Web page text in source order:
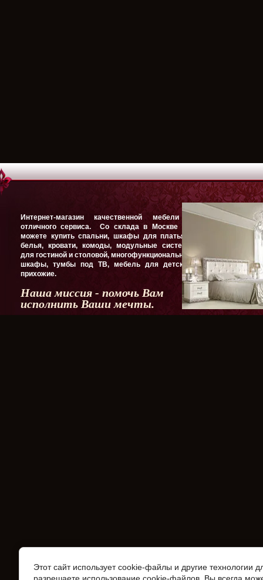
Интернет-магазин качественной мебели и
отличного сервиса. Со склада в Москве Вы
можете купить спальни, шкафы для платья и
белья, кровати, комоды, модульные системы
для гостиной и столовой, многофункциональные
шкафы, тумбы под ТВ, мебель для детской,
прихожие.
Наша миссия - помочь Вам
исполнить Ваши мечты.
Этот сайт использует cookie-файлы и другие